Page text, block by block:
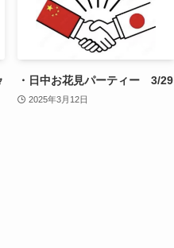
・日中お花見パーティー 3/29
2025年3月12日